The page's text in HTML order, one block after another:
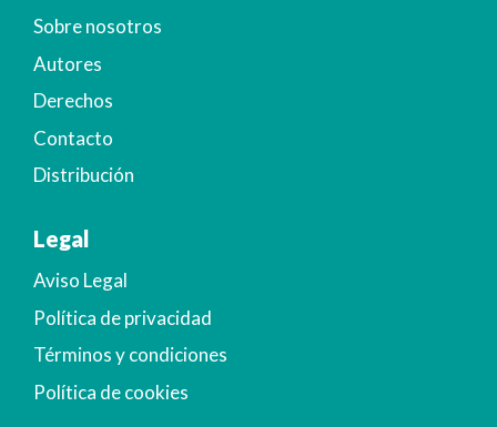
Sobre nosotros
Autores
Derechos
Contacto
Distribución
Legal
Aviso Legal
Política de privacidad
Términos y condiciones
Política de cookies